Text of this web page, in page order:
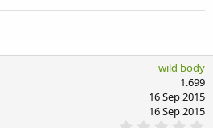
wild body
1.699
16 Sep 2015
16 Sep 2015